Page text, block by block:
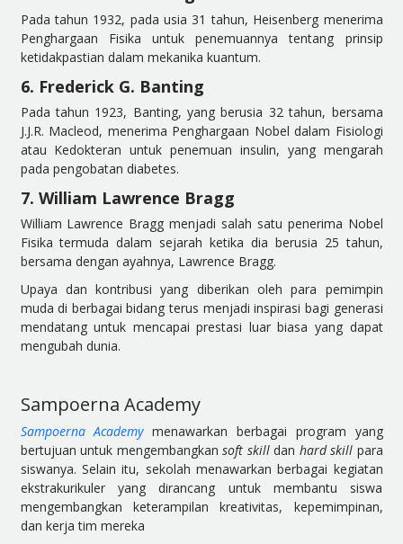
Pada tahun 1932, pada usia 31 tahun, Heisenberg menerima
Penghargaan Fisika untuk penemuannya tentang prinsip
ketidakpastian dalam mekanika kuantum.
6. Frederick G. Banting
Pada tahun 1923, Banting, yang berusia 32 tahun, bersama
J.J.R. Macleod, menerima Penghargaan Nobel dalam Fisiologi
atau Kedokteran untuk penemuan insulin, yang mengarah
pada pengobatan diabetes.
7. William Lawrence Bragg
William Lawrence Bragg menjadi salah satu penerima Nobel
Fisika termuda dalam sejarah ketika dia berusia 25 tahun,
bersama dengan ayahnya, Lawrence Bragg.
Upaya dan kontribusi yang diberikan oleh para pemimpin
muda di berbagai bidang terus menjadi inspirasi bagi generasi
mendatang untuk mencapai prestasi luar biasa yang dapat
mengubah dunia.
Sampoerna Academy
Sampoerna Academymenawarkan berbagai program yang
bertujuan untuk mengembangkan soft skilldan hard skill para
siswanya. Selain itu, sekolah menawarkan berbagai kegiatan
ekstrakurikuler yang dirancang untuk membantu siswa
mengembangkan keterampilan kreativitas, kepemimpinan,
dan kerja tim mereka